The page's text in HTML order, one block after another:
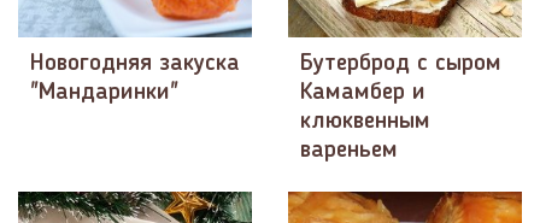
Новогодняя закуска
"Мандаринки"
Бутерброд с сыром
Камамбер и
клюквенным
вареньем